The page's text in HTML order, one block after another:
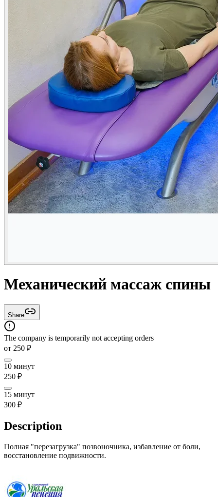
Механический массаж спины
Share
The company is temporarily not accepting orders
от 250 ₽
10 минут
250 ₽
15 минут
300 ₽
Description
Полная "перезагрузка" позвоночника, избавление от боли,
восстановление подвижности.